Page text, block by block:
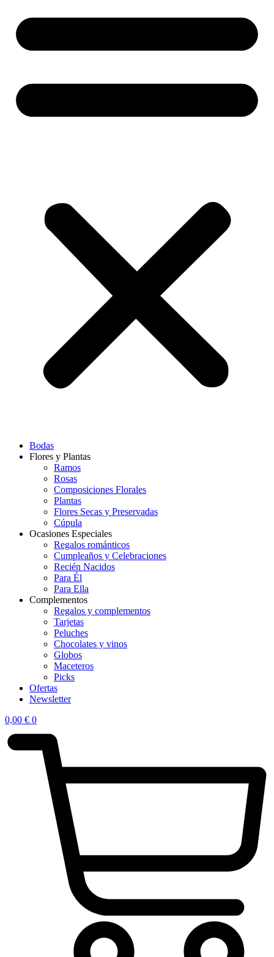
Bodas
Flores y Plantas
Ramos
Rosas
Composiciones Florales
Plantas
Flores Secas y Preservadas
Cúpula
Ocasiones Especiales
Regalos románticos
Cumpleaños y Celebraciones
Recién Nacidos
Para Él
Para Ella
Complementos
Regalos y complementos
Tarjetas
Peluches
Chocolates y vinos
Globos
Maceteros
Picks
Ofertas
Newsletter
0,00 € 0